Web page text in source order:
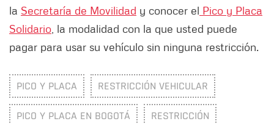
la Secretaría de Movilidad y conocer el Pico y Placa
Solidario , la modalidad con la que usted puede
pagar para usar su vehículo sin ninguna restricción.
PICO Y PLACA RESTRICCIÓN VEHICULAR
PICO Y PLACA EN BOGOTÁ RESTRICCIÓN